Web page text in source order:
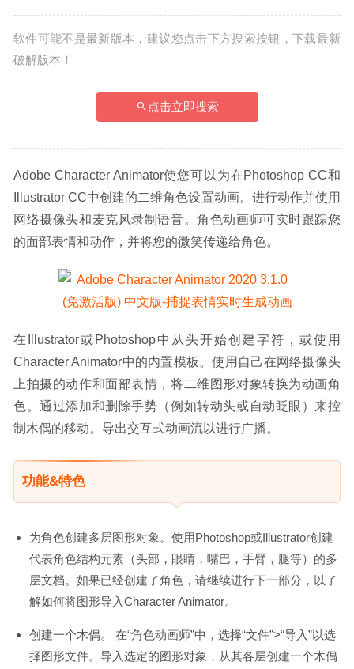
软件可能不是最新版本，建议您点击下方搜索按钮，下载最新
破解版本！
点击立即搜索
Adobe Character Animator使您可以为在Photoshop CC和
Illustrator CC中创建的二维角色设置动画。进行动作并使用
网络摄像头和麦克风录制语音。角色动画师可实时跟踪您
的面部表情和动作，并将您的微笑传递给角色。
在Illustrator或Photoshop中从头开始创建字符，或使用
Character Animator中的内置模板。使用自己在网络摄像头
上拍摄的动作和面部表情，将二维图形对象转换为动画角
色。通过添加和删除手势（例如转动头或自动眨眼）来控
制木偶的移动。导出交互式动画流以进行广播。
功能&特色
为角色创建多层图形对象。使用Photoshop或Illustrator创建
代表角色结构元素（头部，眼睛，嘴巴，手臂，腿等）的多
层文档。如果已经创建了角色，请继续进行下一部分，以了
解如何将图形导入Character Animator。
创建一个木偶。 在“角色动画师”中，选择“文件”>“导入”以选
择图形文件。导入选定的图形对象，从其各层创建一个木偶